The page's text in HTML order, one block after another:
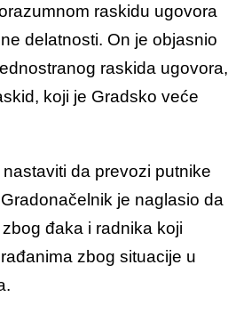
raskidu ugovora
delatnosti. On je objasnio
raskida ugovora,
koji je Gradsko veće
da prevozi putnike
je naglasio da
đaka i radnika koji
zbog situacije u